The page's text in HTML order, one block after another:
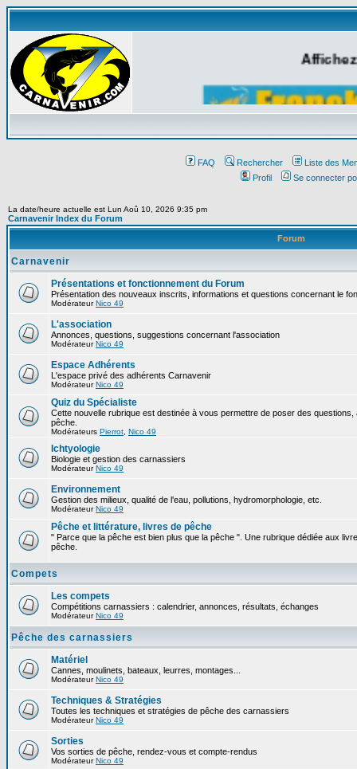
FAQ Rechercher
Liste des
Profil
Se connecter
La date/heure actuelle est Lun Aoû 10, 2026 9:35 pm
Carnavenir Index du Forum
Forum
Carnavenir
Présentations et fonctionnement du Forum
Présentation des nouveaux inscrits, informations et questions concernant le
ModérateurNico 49
L'association
Annonces, questions, suggestions concernant l'association
ModérateurNico 49
Espace Adhérents
L'espace privé des adhérents Carnavenir
ModérateurNico 49
Quiz du Spécialiste
Cette nouvelle rubrique est destinée à vous permettre de poser des
pêche.
Modérateurs Pierrot Nico 49
Ichtyologie
Biologie et gestion des carnassiers
ModérateurNico 49
Environnement
Gestion des milieux, qualité de l'eau, pollutions, hydromorphologie, etc.
ModérateurNico 49
Pêche et littérature, livres de pêche
" Parce que la pêche est bien plus que la pêche ". Une rubrique dédiée aux
pêche.
Compets
Les compets
Compétitions carnassiers : calendrier, annonces, résultats, échanges
ModérateurNico 49
Pêche des carnassiers
Matériel
Cannes, moulinets, bateaux, leurres, montages...
ModérateurNico 49
Techniques & Stratégies
Toutes les techniques et stratégies de pêche des carnassiers
ModérateurNico 49
Sorties
Vos sorties de pêche, rendez-vous et compte-rendus
ModérateurNico 49